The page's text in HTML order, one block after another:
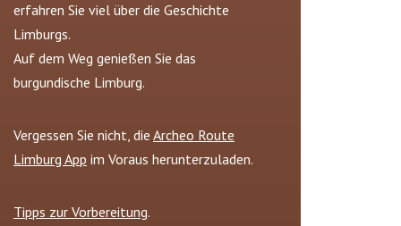
erfahren Sie viel über die Geschichte
Limburgs.
Auf dem Weg genießen Sie das
burgundische Limburg.
Vergessen Sie nicht, die Archeo Route
Limburg App im Voraus herunterzuladen.
Tipps zur Vorbereitung.